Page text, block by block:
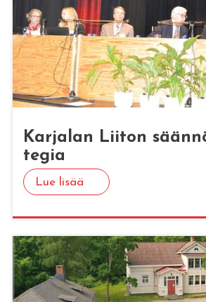
Kar­ja­lan Lii­ton
te­gia
Lue lisää